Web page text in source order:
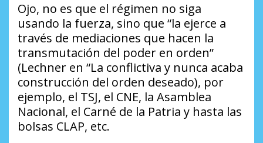
Ojo, no es que el régimen no siga
usando la fuerza, sino que “la ejerce a
través de mediaciones que hacen la
transmutación del poder en orden”
(Lechner en “La conflictiva y nunca acaba
construcción del orden deseado), por
ejemplo, el TSJ, el CNE, la Asamblea
Nacional, el Carné de la Patria y hasta las
bolsas CLAP, etc.